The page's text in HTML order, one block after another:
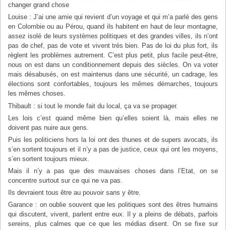
changer grand chose
Louise : J’ai une amie qui revient d’un voyage et qui m’a parlé des gens
en Colombie ou au Pérou, quand ils habitent en haut de leur montagne,
assez isolé de leurs systèmes politiques et des grandes villes, ils n’ont
pas de chef, pas de vote et vivent très bien. Pas de loi du plus fort, ils
règlent les problèmes autrement. C’est plus petit, plus facile peut-être,
nous on est dans un conditionnement depuis des siècles. On va voter
mais désabusés, on est maintenus dans une sécurité, un cadrage, les
élections sont confortables, toujours les mêmes démarches, toujours
les mêmes choses.
Thibault : si tout le monde fait du local, ça va se propager.
Les lois c’est quand même bien qu’elles soient là, mais elles ne
doivent pas nuire aux gens.
Puis les politiciens hors la loi ont des thunes et de supers avocats, ils
s’en sortent toujours et il n’y a pas de justice, ceux qui ont les moyens,
s’en sortent toujours mieux.
Mais il n’y a pas que des mauvaises choses dans l’Etat, on se
concentre surtout sur ce qui ne va pas.
Ils devraient tous être au pouvoir sans y être.
Garance : on oublie souvent que les politiques sont des êtres humains
qui discutent, vivent, parlent entre eux. Il y a pleins de débats, parfois
sereins, plus calmes que ce que les médias disent. On se fixe sur